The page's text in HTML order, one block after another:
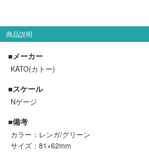
ヘルプページ
お問い合せ
ログイン/マイページ
新規会員登録
商品説明
■メーカー
KATO(カトー)
■スケール
Nゲージ
■備考
カラー：レンガ/グリーン
サイズ：81×62mm